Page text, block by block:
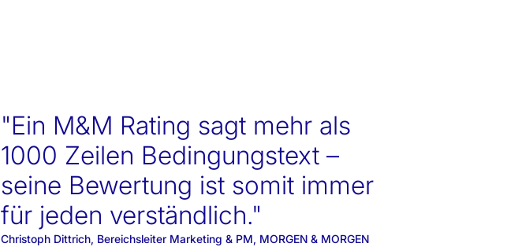
"Ein M&M Rating sagt mehr als
1000 Zeilen Bedingungstext –
seine Bewertung ist somit immer
für jeden verständlich."
Christoph Dittrich, Bereichsleiter Marketing & PM, MORGEN & MORGEN